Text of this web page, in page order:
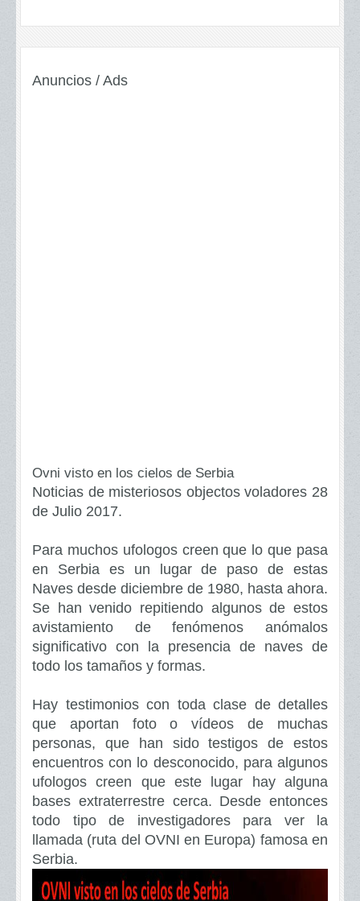
Anuncios / Ads
Ovni visto en los cielos de Serbia
Noticias de misteriosos objectos voladores 28
de Julio 2017.
Para muchos ufologos creen que lo que pasa
en Serbia es un lugar de paso de estas
Naves desde diciembre de 1980, hasta ahora.
Se han venido repitiendo algunos de estos
avistamiento de fenómenos anómalos
significativo con la presencia de naves de
todo los tamaños y formas.
Hay testimonios con toda clase de detalles
que aportan foto o vídeos de muchas
personas, que han sido testigos de estos
encuentros con lo desconocido, para algunos
ufologos creen que este lugar hay alguna
bases extraterrestre cerca. Desde entonces
todo tipo de investigadores para ver la
llamada (ruta del OVNI en Europa) famosa en
Serbia.